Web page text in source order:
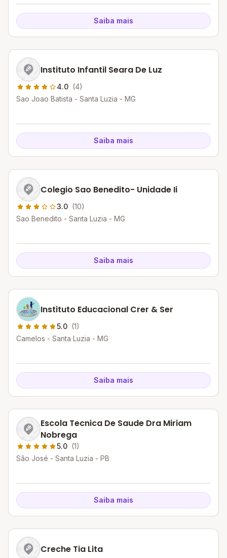
Saiba mais
Instituto Infantil Seara De Luz
4.0 (4)
Sao Joao Batista - Santa Luzia - MG
Saiba mais
Colegio Sao Benedito- Unidade Ii
3.0 (10)
Sao Benedito - Santa Luzia - MG
Saiba mais
Instituto Educacional Crer & Ser
5.0 (1)
Camelos - Santa Luzia - MG
Saiba mais
Escola Tecnica De Saude Dra Miriam
Nobrega
5.0 (1)
São José - Santa Luzia - PB
Saiba mais
Creche Tia Lita